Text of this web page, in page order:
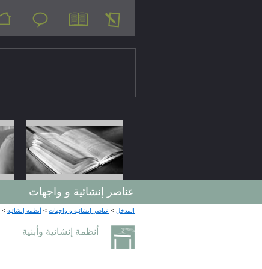
عناصر إنشائية و واجهات
المدخل > عناصر إنشائية و واجهات > أنظمة إنشائية >
أنظمة إنشائية وأبنية